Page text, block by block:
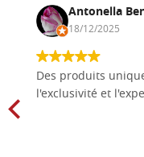
Antonella
18/12/2025
Des produits
l'exclusivité et